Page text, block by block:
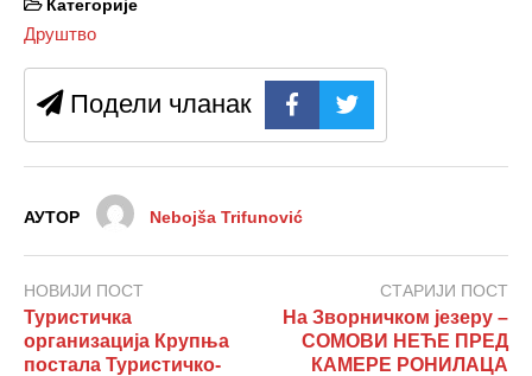
Категорије
Друштво
Подели чланак
АУТОР Nebojša Trifunović
НОВИЈИ ПОСТ
Туристичка
организација Крупња
постала Туристичко-
СТАРИЈИ ПОСТ
На Зворничком језеру –
СОМОВИ НЕЋЕ ПРЕД
КАМЕРЕ РОНИЛАЦА